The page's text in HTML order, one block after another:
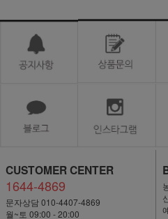
CUSTOMER CENTER
1644-4869
문자상담 010-4407-4869
월~토 09:00 - 20:00